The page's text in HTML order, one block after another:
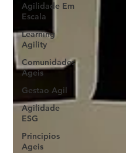
Agilidade Em
Escala
Learning
Agility
Comunidades
Ageis
Gestao Agil
Agilidade
ESG
Principios
Ageis